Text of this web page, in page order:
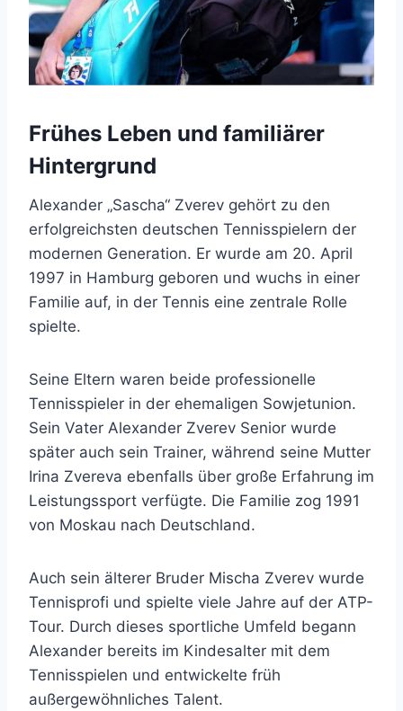
Frühes Leben und familiärer
Hintergrund
Alexander „Sascha“ Zverev gehört zu den
erfolgreichsten deutschen Tennisspielern der
modernen Generation. Er wurde am 20. April
1997 in Hamburg geboren und wuchs in einer
Familie auf, in der Tennis eine zentrale Rolle
spielte.
Seine Eltern waren beide professionelle
Tennisspieler in der ehemaligen Sowjetunion.
Sein Vater Alexander Zverev Senior wurde
später auch sein Trainer, während seine Mutter
Irina Zvereva ebenfalls über große Erfahrung im
Leistungssport verfügte. Die Familie zog 1991
von Moskau nach Deutschland.
Auch sein älterer Bruder Mischa Zverev wurde
Tennisprofi und spielte viele Jahre auf der ATP-
Tour. Durch dieses sportliche Umfeld begann
Alexander bereits im Kindesalter mit dem
Tennisspielen und entwickelte früh
außergewöhnliches Talent.